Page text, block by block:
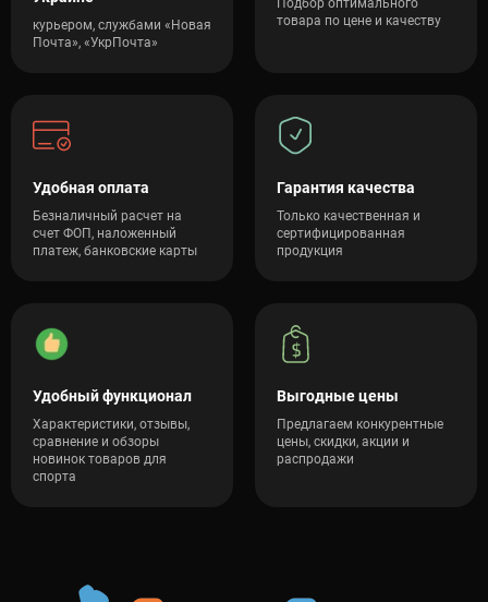
курьером, службами «Новая
Почта», «УкрПочта»
Подбор оптимального
товара по цене и качеству
Удобная оплата
Безналичный расчет на
счет ФОП, наложенный
платеж, банковские карты
Гарантия качества
Только качественная и
сертифицированная
продукция
Удобный функционал
Характеристики, отзывы,
сравнение и обзоры
новинок товаров для
спорта
Выгодные цены
Предлагаем конкурентные
цены, скидки, акции и
распродажи